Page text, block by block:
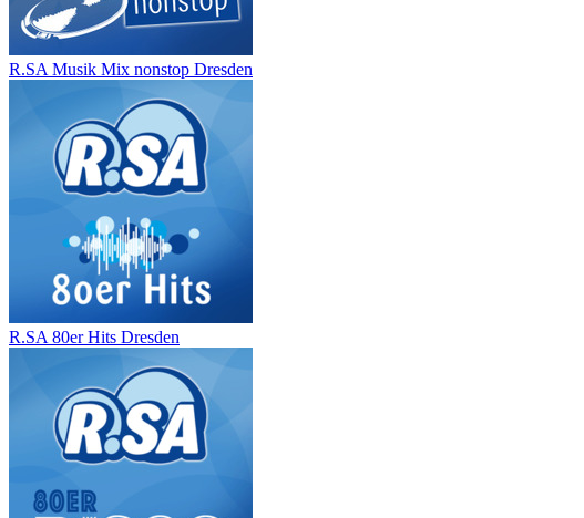
R.SA Musik Mix nonstop Dresden
R.SA 80er Hits Dresden